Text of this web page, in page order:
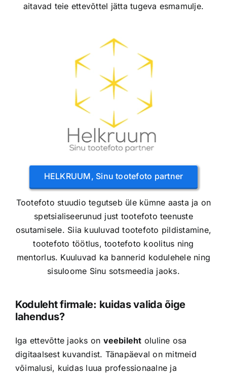
aitavad teie ettevõttel jätta tugeva esmamulje.
HELKRUUM, Sinu tootefoto partner
Tootefoto stuudio tegutseb üle kümne aasta ja on
spetsialiseerunud just tootefoto teenuste
osutamisele. Siia kuuluvad tootefoto pildistamine,
tootefoto töötlus, tootefoto koolitus ning
mentorlus. Kuuluvad ka bannerid kodulehele ning
sisuloome Sinu sotsmeedia jaoks.
Koduleht firmale: kuidas valida õige
lahendus?
Iga ettevõtte jaoks on veebileht oluline osa
digitaalsest kuvandist. Tänapäeval on mitmeid
võimalusi, kuidas luua professionaalne ja